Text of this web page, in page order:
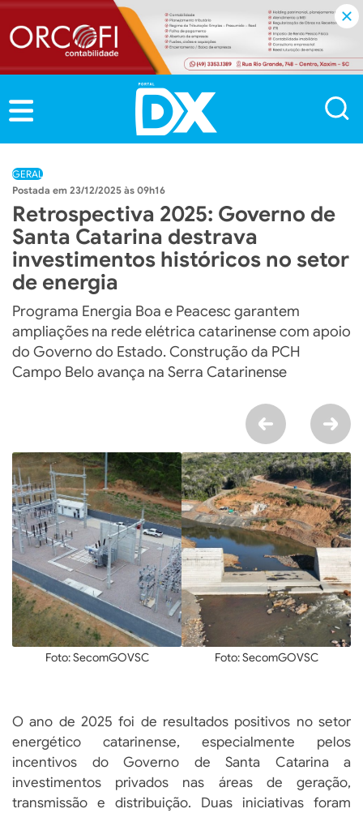
GERAL
23/12/2025 às 09h16
Retrospectiva 2025: Governo de
Santa Catarina destrava
investimentos históricos no setor
de energia
Programa Energia Boa e Peacesc garantem
ampliações na rede elétrica catarinense com apoio
do Governo do Estado. Construção da PCH
Campo Belo avança na Serra Catarinense
Foto: SecomGOVSC Foto: SecomGOVSC
O ano de 2025 foi de resultados positivos no setor
energético catarinense, especialmente pelos
incentivos do Governo de Santa Catarina a
investimentos privados nas áreas de geração,
transmissão e distribuição. Duas iniciativas foram